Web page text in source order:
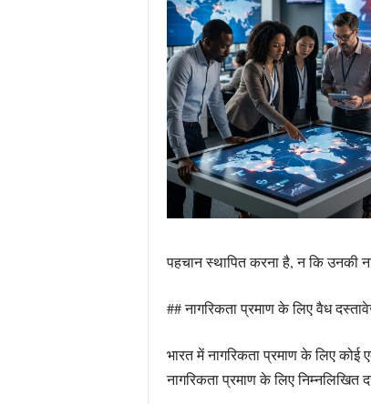
पहचान स्थापित करना है, न कि उनकी
## नागरिकता प्रमाण के लिए वैध
भारत में नागरिकता प्रमाण के लिए
नागरिकता प्रमाण के लिए निम्नलिखित